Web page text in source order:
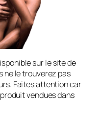
sur le site de
ne le trouverez pas
Faites attention car
vendues dans